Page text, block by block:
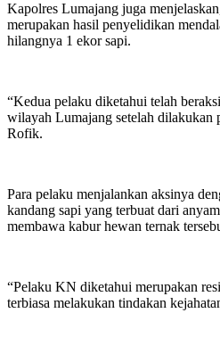
Kapolres Lumajang juga
merupakan hasil penyelidikan
hilangnya 1 ekor sapi.
“Kedua pelaku diketahui telah
wilayah Lumajang setelah dilakukan
Rofik.
Para pelaku menjalankan aksinya
kandang sapi yang terbuat dari
membawa kabur hewan ternak
“Pelaku KN diketahui merupakan
terbiasa melakukan tindakan